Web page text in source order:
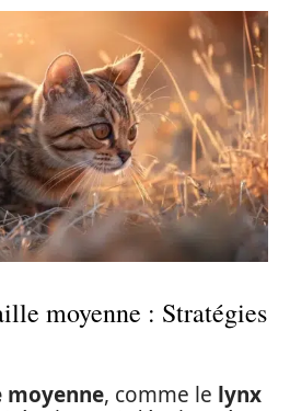
moyenne : Stratégies
, comme le lynx